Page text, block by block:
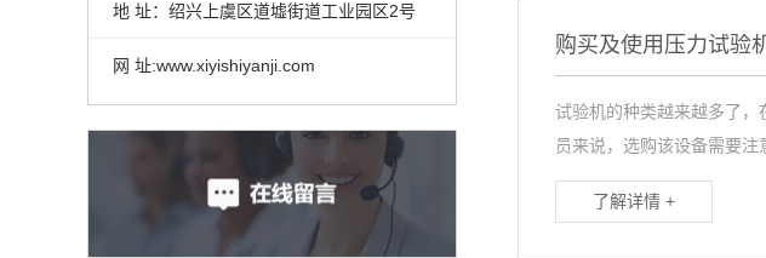
地 址：绍兴上虞区道墟街道工业园区2号
网 址:www.xiyishiyanji.com
购买及使用压力试验
试验机的种类越来越多了，
员来说，选购该设备需要注
了解详情 +